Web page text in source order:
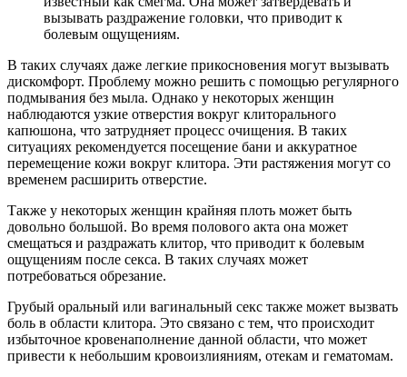
вызывать раздражение головки, что приводит к
болевым ощущениям.
В таких случаях даже легкие прикосновения могут вызывать
дискомфорт. Проблему можно решить с помощью регулярного
подмывания без мыла. Однако у некоторых женщин
наблюдаются узкие отверстия вокруг клиторального
капюшона, что затрудняет процесс очищения. В таких
ситуациях рекомендуется посещение бани и аккуратное
перемещение кожи вокруг клитора. Эти растяжения могут со
временем расширить отверстие.
Также у некоторых женщин крайняя плоть может быть
довольно большой. Во время полового акта она может
смещаться и раздражать клитор, что приводит к болевым
ощущениям после секса. В таких случаях может
потребоваться обрезание.
Грубый оральный или вагинальный секс также может вызвать
боль в области клитора. Это связано с тем, что происходит
избыточное кровенаполнение данной области, что может
привести к небольшим кровоизлияниям, отекам и гематомам.